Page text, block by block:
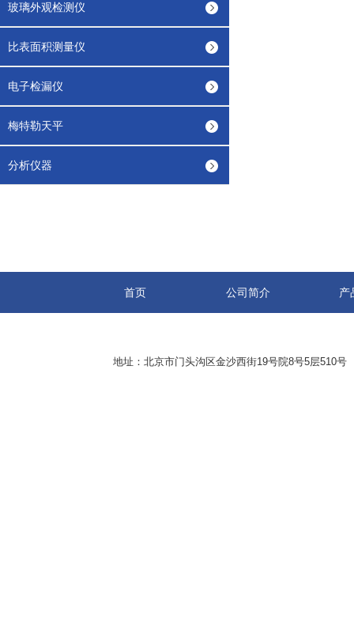
玻璃外观检测仪
比表面积测量仪
电子检漏仪
梅特勒天平
分析仪器
首页 公司简介 产
地址：北京市门头沟区金沙西街19号院8号5层510